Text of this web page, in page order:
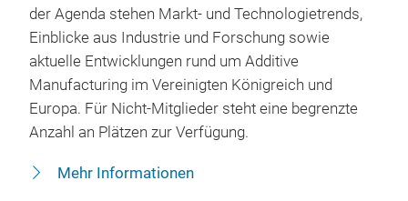
der Agenda stehen Markt- und Technologietrends,
Einblicke aus Industrie und Forschung sowie
aktuelle Entwicklungen rund um Additive
Manufacturing im Vereinigten Königreich und
Europa. Für Nicht-Mitglieder steht eine begrenzte
Anzahl an Plätzen zur Verfügung.
Mehr Informationen